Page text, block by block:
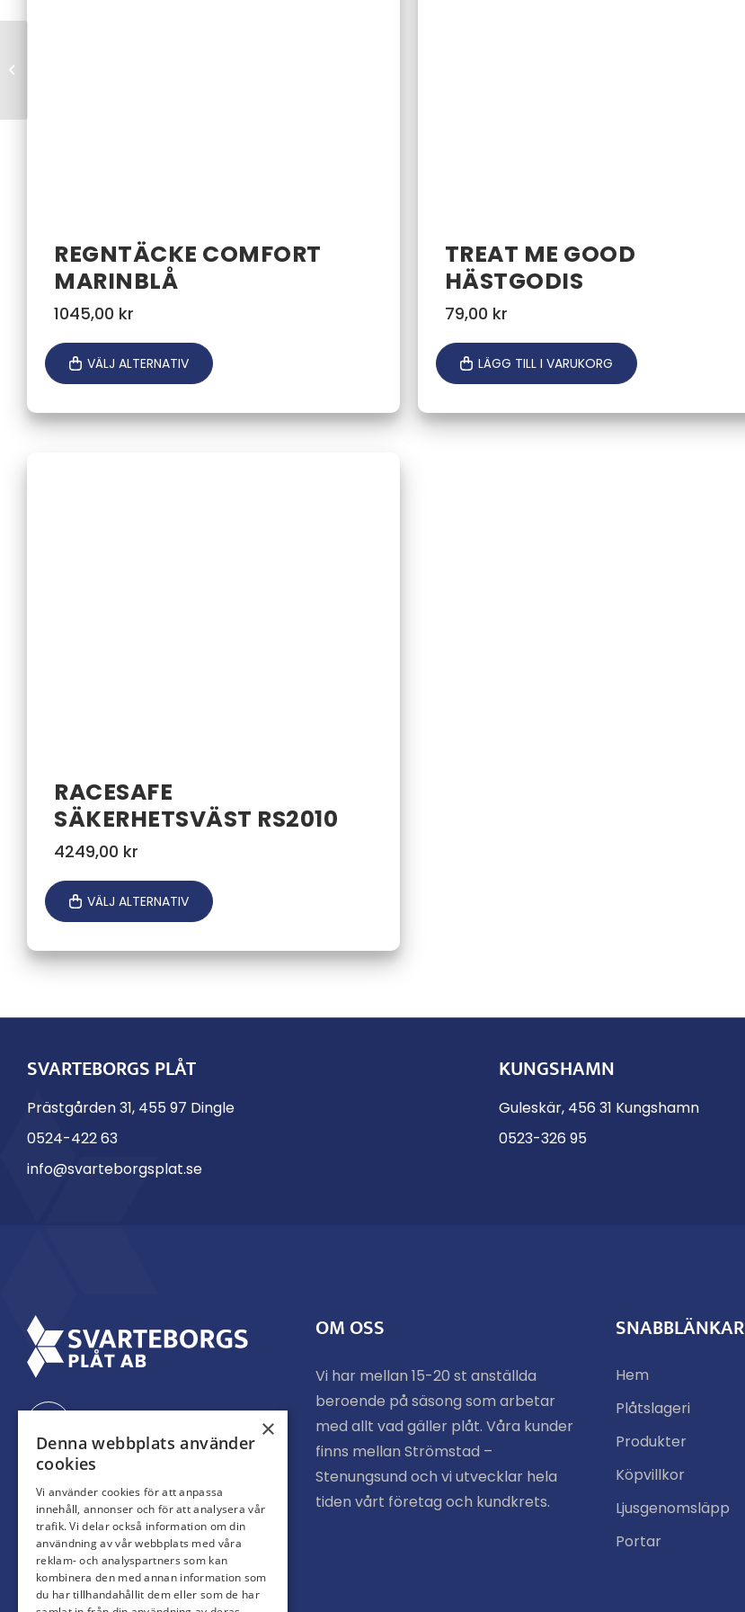
REGNTÄCKE COMFORT
MARINBLÅ
1045,00 kr
VÄLJ ALTERNATIV
TREAT ME GOOD
HÄSTGODIS
79,00 kr
LÄGG TILL I VARUKORG
RACESAFE
SÄKERHETSVÄST RS2010
4249,00 kr
VÄLJ ALTERNATIV
SVARTEBORGS PLÅT
Prästgården 31, 455 97 Dingle
0524-422 63
info@svarteborgsplat.se
KUNGSHAMN
Guleskär, 456 31 Kungshamn
0523-326 95
OM OSS
Vi har mellan 15-20 st anställda
beroende på säsong som arbetar
med allt vad gäller plåt. Våra kunder
finns mellan Strömstad –
Stenungsund och vi utvecklar hela
tiden vårt företag och kundkrets.
SNABBLÄNKAR
Hem
Plåtslageri
Produkter
Köpvillkor
Ljusgenomsläpp
Portar
×
Denna webbplats använder
cookies
Vi använder cookies för att anpassa
innehåll, annonser och för att analysera vår
trafik. Vi delar också information om din
användning av vår webbplats med våra
reklam- och analyspartners som kan
kombinera den med annan information som
du har tillhandahållit dem eller som de har